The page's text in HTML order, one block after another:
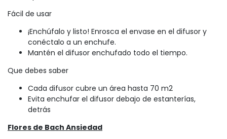
Fácil de usar
¡Enchúfalo y listo! Enrosca el envase en el difusor y
conéctalo a un enchufe.
Mantén el difusor enchufado todo el tiempo.
Que debes saber
Cada difusor cubre un área hasta 70 m2
Evita enchufar el difusor debajo de estanterías,
detrás
Flores de Bach Ansiedad